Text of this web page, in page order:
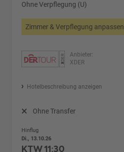
Ohne Verpflegung (U)
Zimmer & Verpflegung anpassen
Anbieter:
XDER
Hotelbeschreibung anzeigen
Ohne Transfer
Hinflug
Di., 13.10.26
KTW11:30